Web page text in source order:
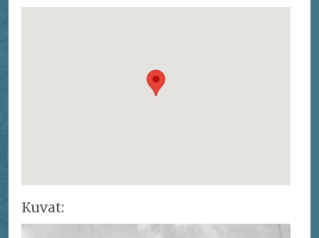
Kuvat: